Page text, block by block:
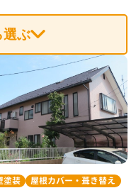
選ぶ
塗装 屋根カバー・葺き替え